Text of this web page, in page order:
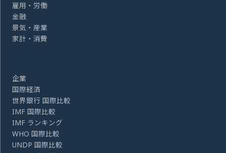
雇用・労働
金融
景気・産業
家計・消費
企業
国際経済
世界銀行 国際比較
IMF 国際比較
IMF ランキング
WHO 国際比較
UNDP 国際比較